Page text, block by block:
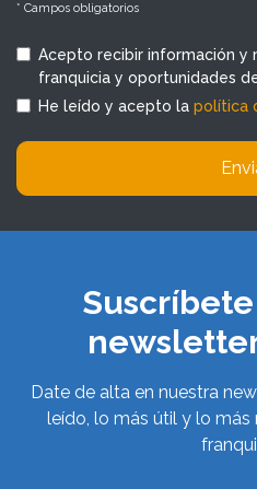
* Campos obligatorios
Acepto recibir información y
franquicia y oportunidades
He leído y acepto la política
Date de alta en nuestra
leído, lo más útil y lo